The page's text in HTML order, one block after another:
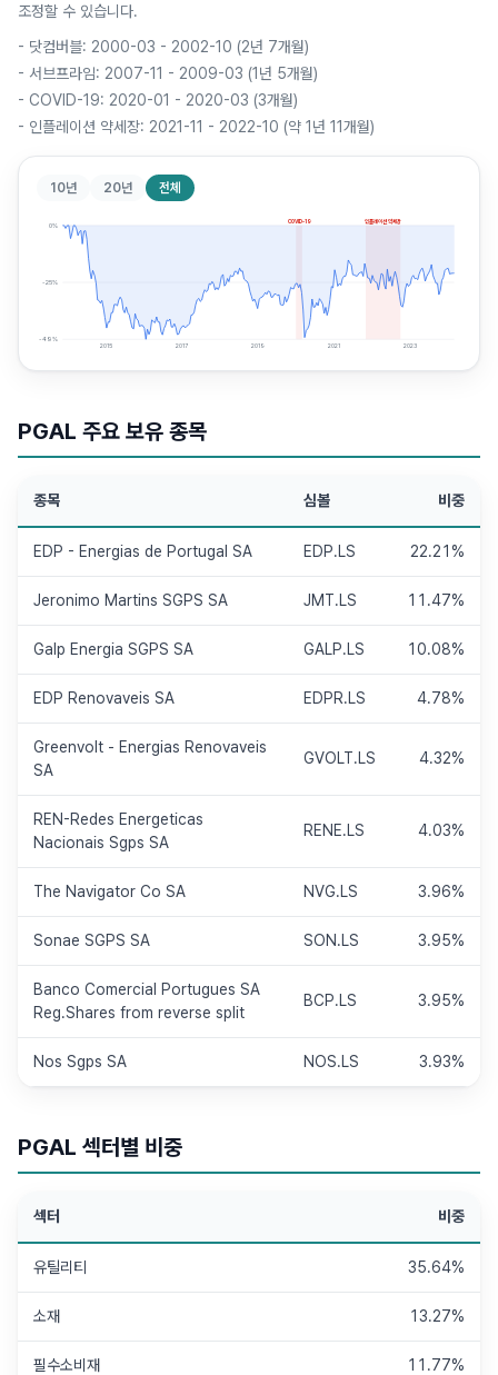
조정할 수 있습니다.
- 닷컴버블: 2000-03 - 2002-10 (2년 7개월)
- 서브프라임: 2007-11 - 2009-03 (1년 5개월)
- COVID-19: 2020-01 - 2020-03 (3개월)
- 인플레이션 약세장: 2021-11 - 2022-10 (약 1년 11개월)
10년 20년 전체
COVID-19 인플레이션 약세장
0%
-25%
-49%
2015 2017 2019 2021 2023
PGAL 주요 보유 종목
종목 심볼 비중
EDP - Energias de Portugal SA EDP.LS 22.21%
Jeronimo Martins SGPS SA JMT.LS 11.47%
Galp Energia SGPS SA GALP.LS 10.08%
EDP Renovaveis SA EDPR.LS 4.78%
Greenvolt - Energias Renovaveis
SA
GVOLT.LS 4.32%
REN-Redes Energeticas
Nacionais Sgps SA
RENE.LS 4.03%
The Navigator Co SA NVG.LS 3.96%
Sonae SGPS SA SON.LS 3.95%
Banco Comercial Portugues SA
Reg.Shares from reverse split
BCP.LS 3.95%
Nos Sgps SA NOS.LS 3.93%
PGAL 섹터별 비중
섹터 비중
유틸리티 35.64%
소재 13.27%
필수소비재 11.77%